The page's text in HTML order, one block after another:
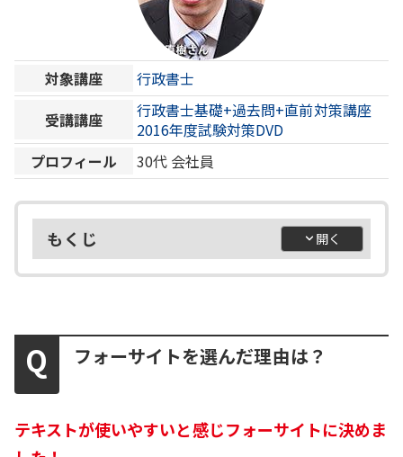
対象講座
行政書士
受講講座
行政書士基礎+過去問+直前対策講座
2016年度試験対策DVD
プロフィール
30代 会社員
もくじ
フォーサイトを選んだ理由は？
テキストが使いやすいと感じフォーサイトに決めま